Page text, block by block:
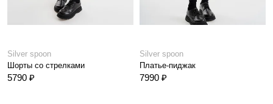
Silver spoon
Шорты со стрелками
5790 ₽
Silver spoon
Платье-пиджак
7990 ₽